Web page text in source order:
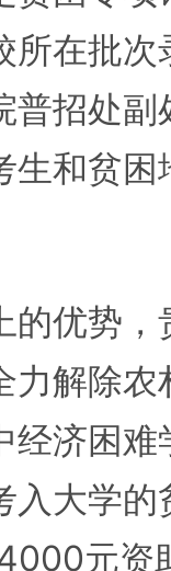
所在批次
普招处
生和贫
优势，
力解除
经济困
入大学的
元资